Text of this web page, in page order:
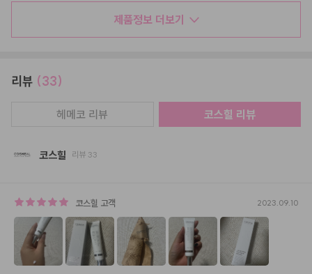
제품정보 더보기
리뷰 (33)
헤메코 리뷰 코스힐 리뷰
코스힐 리뷰 33
코스힐 고객 2023.09.10